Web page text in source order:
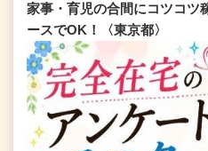
家事・育児の合間にコツコツ
ースでOK！〈東京都〉